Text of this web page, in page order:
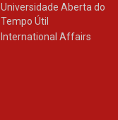
Universidade Aberta do
Tempo Útil
International Affairs